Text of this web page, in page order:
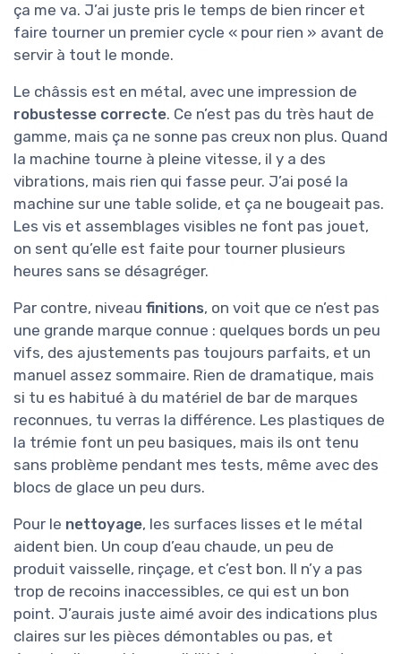
ça me va. J’ai juste pris le temps de bien rincer et
faire tourner un premier cycle « pour rien » avant de
servir à tout le monde.
Le châssis est en métal, avec une impression de
robustesse correcte. Ce n’est pas du très haut de
gamme, mais ça ne sonne pas creux non plus. Quand
la machine tourne à pleine vitesse, il y a des
vibrations, mais rien qui fasse peur. J’ai posé la
machine sur une table solide, et ça ne bougeait pas.
Les vis et assemblages visibles ne font pas jouet,
on sent qu’elle est faite pour tourner plusieurs
heures sans se désagréger.
Par contre, niveau finitions, on voit que ce n’est pas
une grande marque connue : quelques bords un peu
vifs, des ajustements pas toujours parfaits, et un
manuel assez sommaire. Rien de dramatique, mais
si tu es habitué à du matériel de bar de marques
reconnues, tu verras la différence. Les plastiques de
la trémie font un peu basiques, mais ils ont tenu
sans problème pendant mes tests, même avec des
blocs de glace un peu durs.
Pour le nettoyage, les surfaces lisses et le métal
aident bien. Un coup d’eau chaude, un peu de
produit vaisselle, rinçage, et c’est bon. Il n’y a pas
trop de recoins inaccessibles, ce qui est un bon
point. J’aurais juste aimé avoir des indications plus
claires sur les pièces démontables ou pas, et